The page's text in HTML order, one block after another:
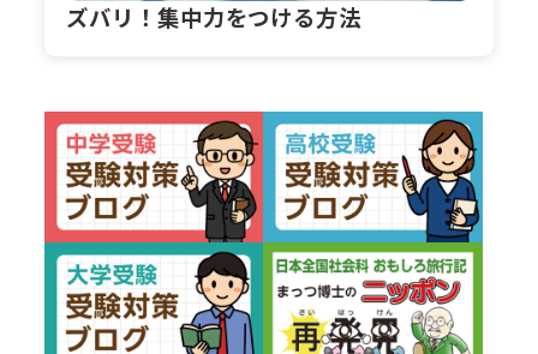
ズバリ！集中力をつける方法